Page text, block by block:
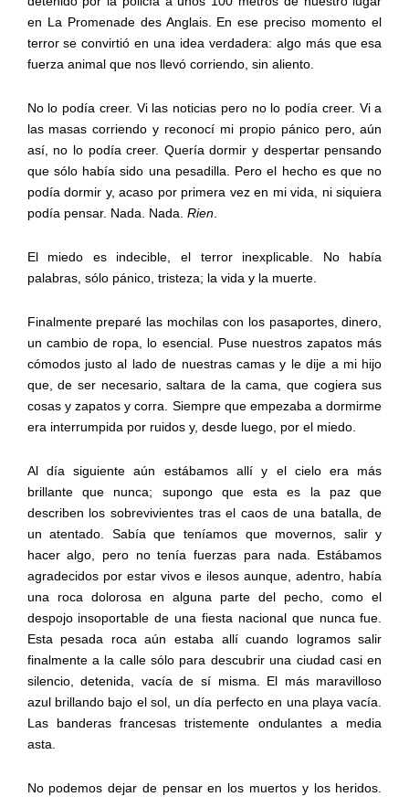
en La Promenade des Anglais. En ese preciso momento el
terror se convirtió en una idea verdadera: algo más que esa
fuerza animal que nos llevó corriendo, sin aliento.
No lo podía creer. Vi las noticias pero no lo podía creer. Vi a
las masas corriendo y reconocí mi propio pánico pero, aún
así, no lo podía creer. Quería dormir y despertar pensando
que sólo había sido una pesadilla. Pero el hecho es que no
podía dormir y, acaso por primera vez en mi vida, ni siquiera
podía pensar. Nada. Nada. Rien.
El miedo es indecible, el terror inexplicable. No había
palabras, sólo pánico, tristeza; la vida y la muerte.
Finalmente preparé las mochilas con los pasaportes, dinero,
un cambio de ropa, lo esencial. Puse nuestros zapatos más
cómodos justo al lado de nuestras camas y le dije a mi hijo
que, de ser necesario, saltara de la cama, que cogiera sus
cosas y zapatos y corra. Siempre que empezaba a dormirme
era interrumpida por ruidos y, desde luego, por el miedo.
Al día siguiente aún estábamos allí y el cielo era más
brillante que nunca; supongo que esta es la paz que
describen los sobrevivientes tras el caos de una batalla, de
un atentado. Sabía que teníamos que movernos, salir y
hacer algo, pero no tenía fuerzas para nada. Estábamos
agradecidos por estar vivos e ilesos aunque, adentro, había
una roca dolorosa en alguna parte del pecho, como el
despojo insoportable de una fiesta nacional que nunca fue.
Esta pesada roca aún estaba allí cuando logramos salir
finalmente a la calle sólo para descubrir una ciudad casi en
silencio, detenida, vacía de sí misma. El más maravilloso
azul brillando bajo el sol, un día perfecto en una playa vacía.
Las banderas francesas tristemente ondulantes a media
asta.
No podemos dejar de pensar en los muertos y los heridos.